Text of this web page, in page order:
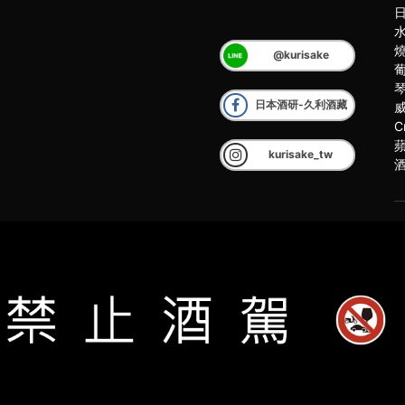
@kurisake
日本酒研-久利酒藏
kurisake_tw